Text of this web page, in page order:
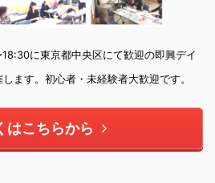
に東京都中央区にて歓迎の即興デイ
ます。初心者・未経験者大歓迎です。
はこちらから